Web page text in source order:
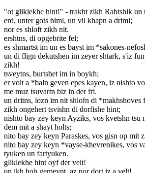
"ot gliklekhe hint!" - trakht zikh Rabtshik un
erd, unter gots himl, un vil khapn a driml;
nor es shloft zikh nit.
ershtns, di opgebrite fel;
es shmartst im un es bayst im *sakones-
un di flign dekutshen im zeyer shtark, s'iz
zikh!
tsveytns, burtshet im in boykh;
er volt a *baln geven epes kayen, iz nishto
me muz tsuvartn biz in der fri.
un dritns, lozn im nit shlofn di *makhshoves
zikh ongehert tsvishn di dorfishe hint;
nishto bay zey keyn Ayziks, vos kvetshn tsu
dem mit a shayt holts;
nito bay zey keyn Paraskes, vos gisn op mit
nito bay zey keyn *vayse-khevrenikes, vos
tyuken un fartyuken.
gliklekhe hint oyf der velt!
un ikh hob gemeynt, az nor dort iz a velt!